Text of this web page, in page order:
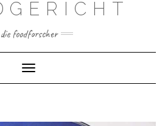
die foodforscher
Toggle Navigation